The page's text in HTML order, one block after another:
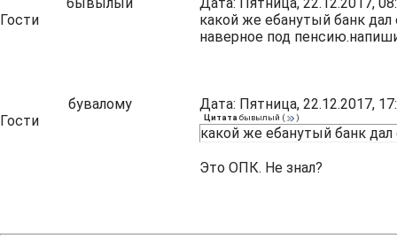
Гости
какой же ебанутый банк дал
наверное под
бувалому
Дата: Пятница, 22.12.2017,
Гости
Цитата бывылый ( )
какой же ебанутый банк дал
Это ОПК. Не знал?